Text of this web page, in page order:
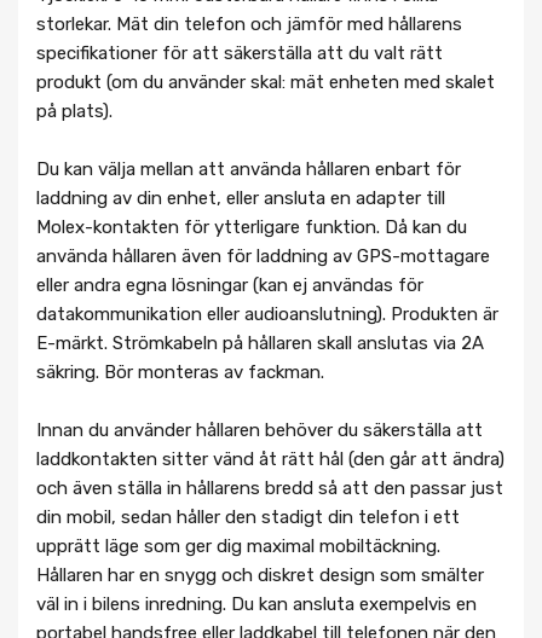
storlekar. Mät din telefon och jämför med hållarens
specifikationer för att säkerställa att du valt rätt
produkt (om du använder skal: mät enheten med skalet
på plats).
Du kan välja mellan att använda hållaren enbart för
laddning av din enhet, eller ansluta en adapter till
Molex-kontakten för ytterligare funktion. Då kan du
använda hållaren även för laddning av GPS-mottagare
eller andra egna lösningar (kan ej användas för
datakommunikation eller audioanslutning). Produkten är
E-märkt. Strömkabeln på hållaren skall anslutas via 2A
säkring. Bör monteras av fackman.
Innan du använder hållaren behöver du säkerställa att
laddkontakten sitter vänd åt rätt hål (den går att ändra)
och även ställa in hållarens bredd så att den passar just
din mobil, sedan håller den stadigt din telefon i ett
upprätt läge som ger dig maximal mobiltäckning.
Hållaren har en snygg och diskret design som smälter
väl in i bilens inredning. Du kan ansluta exempelvis en
portabel handsfree eller laddkabel till telefonen när den